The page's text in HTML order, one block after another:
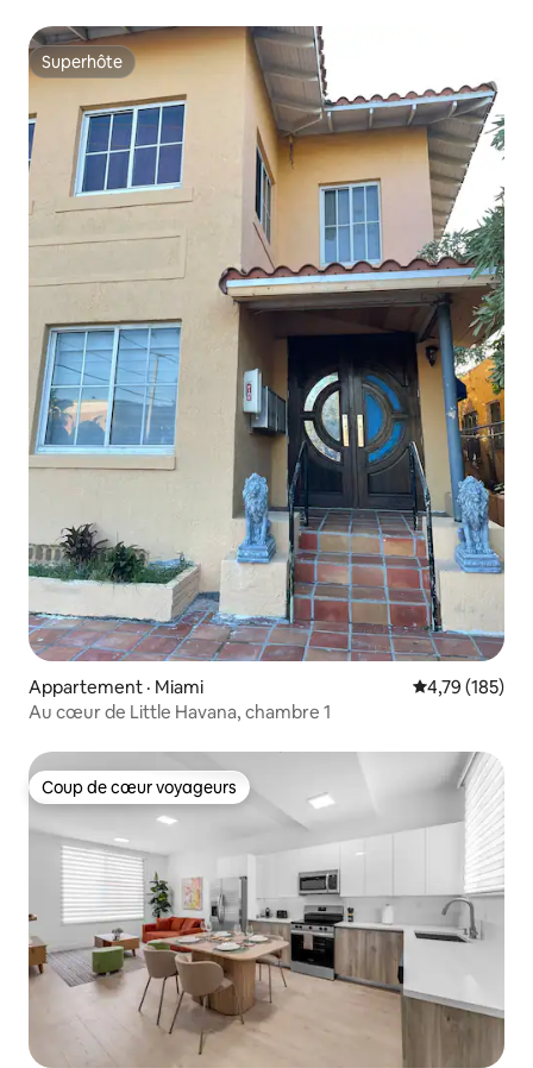
Superhôte
Superhôte
Appartement · Miami Note
4,79 (185)
Au cœur de Little Havana, chambre 1
Coup de cœur voyageurs
Coup de cœur voyageurs